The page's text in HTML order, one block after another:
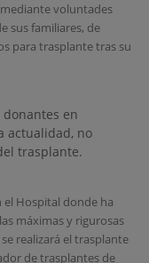
voluntades
sus familiares, de
para trasplante tras su
en
actualidad, no
trasplante.
el Hospital donde ha
máximas y rigurosas
realizará el trasplante
de trasplantes de